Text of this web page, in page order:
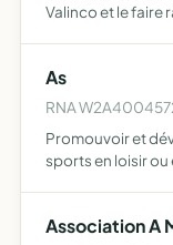
Valinco et le faire
As
RNA
Promouvoir et
sports en loisir
favor…
Association A